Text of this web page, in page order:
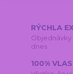
RÝCHLA
Objednávky
dnes
100%